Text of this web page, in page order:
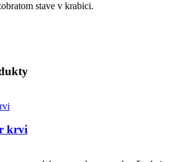
stave v krabici.
krvi